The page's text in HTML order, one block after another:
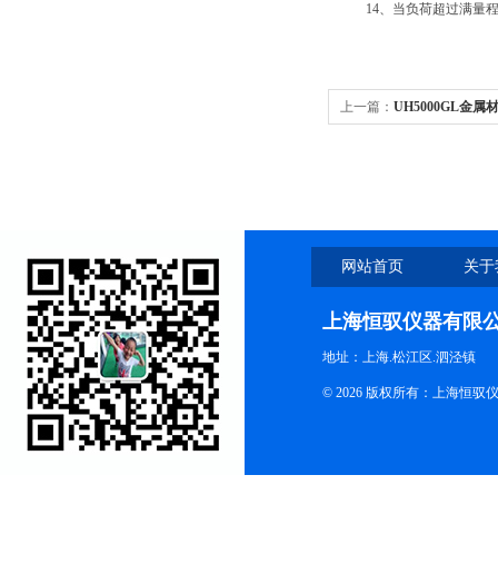
14、当负荷超过满量程
上一篇： UH5000GL金属
网站首页 关
上海恒驭仪器有限
地址：上海.松江区.泗泾镇
© 2026 版权所有：上海恒驭